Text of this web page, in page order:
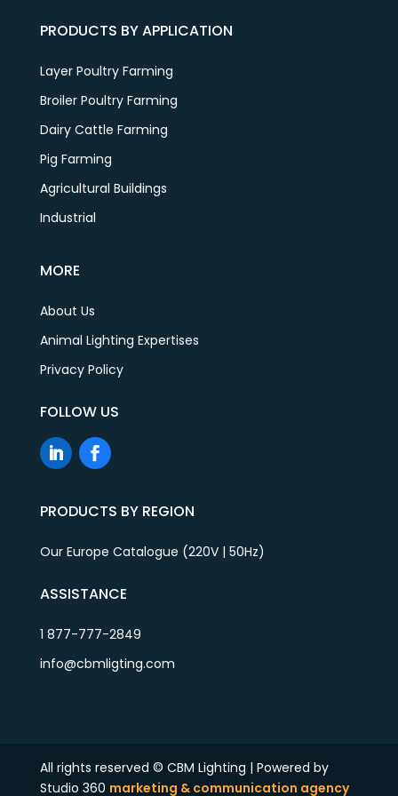
PRODUCTS BY APPLICATION
Layer Poultry Farming
Broiler Poultry Farming
Dairy Cattle Farming
Pig Farming
Agricultural Buildings
Industrial
MORE
About Us
Animal Lighting Expertises
Privacy Policy
FOLLOW US
PRODUCTS BY REGION
Our Europe Catalogue (220V | 50Hz)
ASSISTANCE
1 877-777-2849
info@cbmligting.com
All rights reserved © CBM Lighting | Powered by
Studio 360 marketing & communication agency